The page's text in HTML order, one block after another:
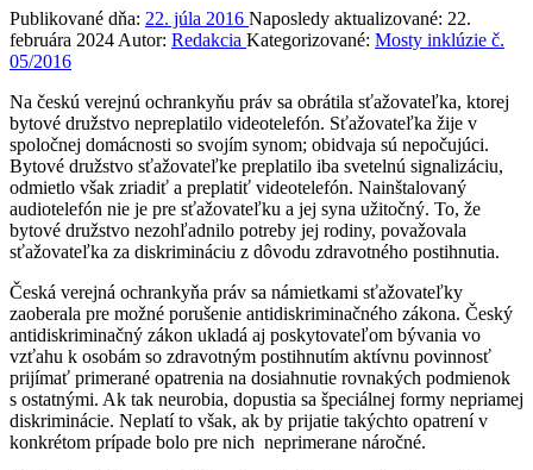
Publikované dňa: 22. júla 2016 Naposledy aktualizované: 22.
februára 2024 Autor: Redakcia Kategorizované: Mosty inklúzie č.
05/2016
Na českú verejnú ochrankyňu práv sa obrátila sťažovateľka, ktorej
bytové družstvo nepreplatilo videotelefón. Sťažovateľka žije v
spoločnej domácnosti so svojím synom; obidvaja sú nepočujúci.
Bytové družstvo sťažovateľke preplatilo iba svetelnú signalizáciu,
odmietlo však zriadiť a preplatiť videotelefón. Nainštalovaný
audiotelefón nie je pre sťažovateľku a jej syna užitočný. To, že
bytové družstvo nezohľadnilo potreby jej rodiny, považovala
sťažovateľka za diskrimináciu z dôvodu zdravotného postihnutia.
Česká verejná ochrankyňa práv sa námietkami sťažovateľky
zaoberala pre možné porušenie antidiskriminačného zákona. Český
antidiskriminačný zákon ukladá aj poskytovateľom bývania vo
vzťahu k osobám so zdravotným postihnutím aktívnu povinnosť
prijímať primerané opatrenia na dosiahnutie rovnakých podmienok
s ostatnými. Ak tak neurobia, dopustia sa špeciálnej formy nepriamej
diskriminácie. Neplatí to však, ak by prijatie takýchto opatrení v
konkrétom prípade bolo pre nich neprimerane náročné.